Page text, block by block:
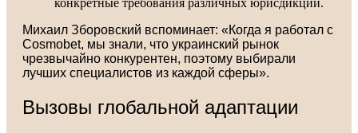
конкретные требования различных юрисдикций.
Михаил Зборовский вспоминает: «Когда я работал с
Cosmobet, мы знали, что украинский рынок
чрезвычайно конкурентен, поэтому выбирали
лучших специалистов из каждой сферы».
Вызовы глобальной адаптации